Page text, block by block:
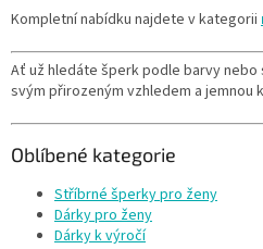
Kompletní nabídku najdete v kategorii
Ať už hledáte šperk podle barvy
svým přirozeným vzhledem a jemnou
Oblíbené kategorie
Stříbrné šperky pro ženy
Dárky pro ženy
Dárky k výročí